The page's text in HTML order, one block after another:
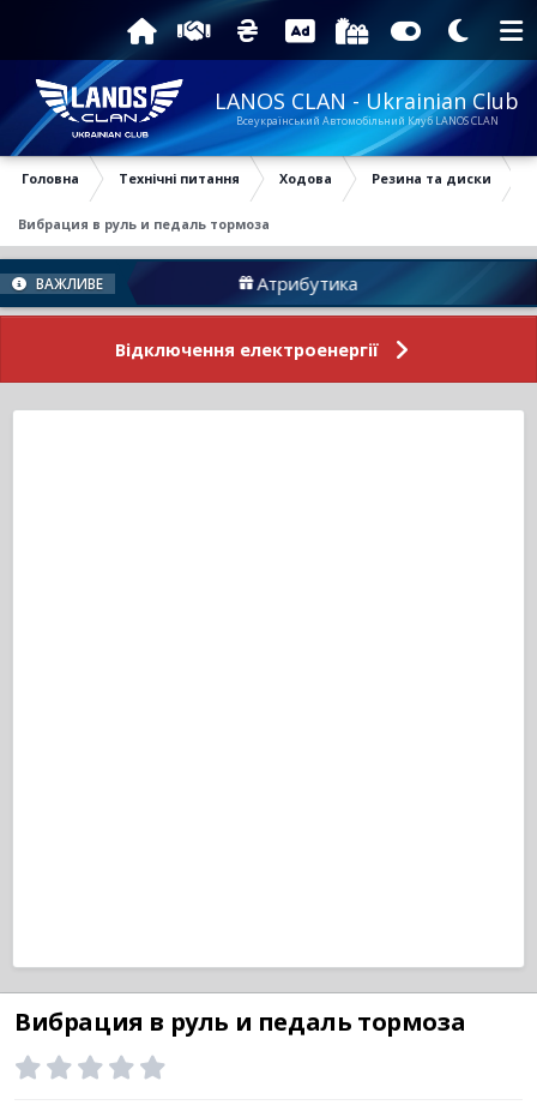
LANOS CLAN - Ukrainian Club
Всеукраїнський Автомобільний Клуб LANOS CLAN
Головна Технічні питання Ходова Резина та диски
Вибрация в руль и педаль тормоза
ВАЖЛИВЕ Атрибутика
Відключення електроенергії
Вибрация в руль и педаль тормоза